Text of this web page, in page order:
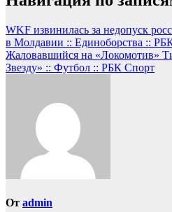
WKF извинилась за недопуск
в Молдавии :: Единоборства ::
Жаловавшийся на «Локомотив»
Звезду» :: Футбол :: РБК Спорт
От admin